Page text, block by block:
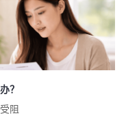
？
阻